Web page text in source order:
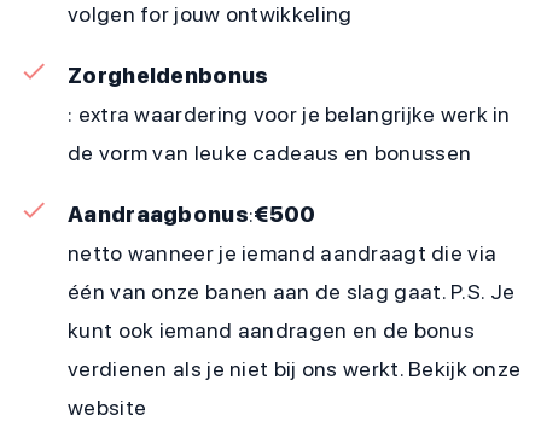
volgen for jouw ontwikkeling
Zorgheldenbonus
: extra waardering voor je belangrijke werk in
de vorm van leuke cadeaus en bonussen
Aandraagbonus:€500
netto wanneer je iemand aandraagt die via
één van onze banen aan de slag gaat. P.S. Je
kunt ook iemand aandragen en de bonus
verdienen als je niet bij ons werkt. Bekijk onze
website